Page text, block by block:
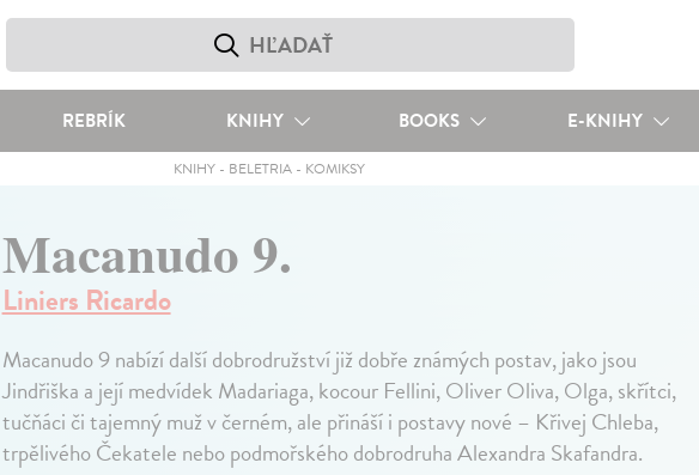
REBRÍK KNIHY BOOKS E-KNIHY
KNIHY- BELETRIA- KOMIKSY
Macanudo 9.
Liniers Ricardo
Macanudo 9 nabízí další dobrodružství již dobře známých postav, jako jsou
Jindřiška a její medvídek Madariaga, kocour Fellini, Oliver Oliva, Olga, skřítci,
tučňáci či tajemný muž v černém, ale přináší i postavy nové – Křivej Chleba,
trpělivého Čekatele nebo podmořského dobrodruha Alexandra Skafandra.